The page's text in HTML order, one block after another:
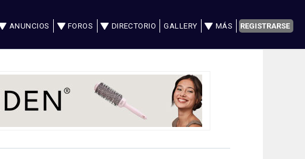
ANUNCIOS FOROS DIRECTORIO GALLERY MÁS REGISTRARSE